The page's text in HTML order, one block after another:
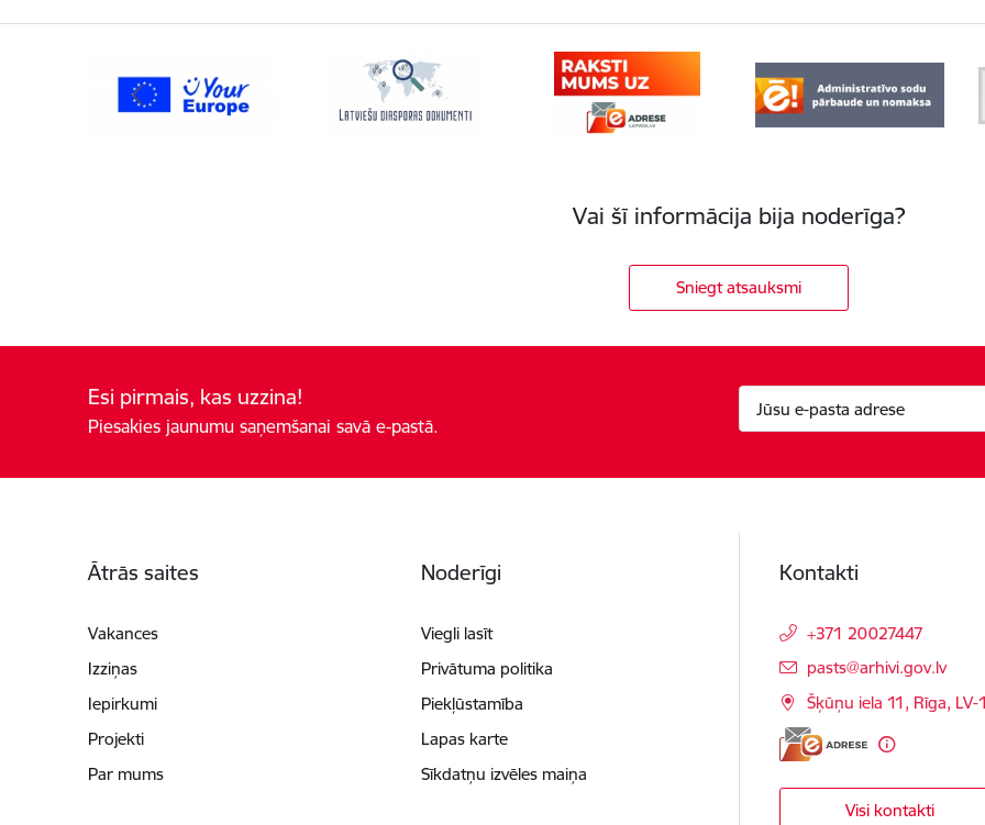
Vai šī informācija bija noderīga?
Sniegt atsauksmi
Esi pirmais, kas uzzina!
Piesakies jaunumu saņemšanai savā e-pastā.
Ātrās saites
Vakances
Izziņas
Iepirkumi
Projekti
Par mums
Noderīgi
Viegli lasīt
Privātuma politika
Piekļūstamība
Lapas karte
Sīkdatņu izvēles maiņa
Kontakti
+371 20027447
E-pasts:
pasts@arhivi.gov.lv
Šķūņu iela 11, Rīga, LV-
Visi kontakti